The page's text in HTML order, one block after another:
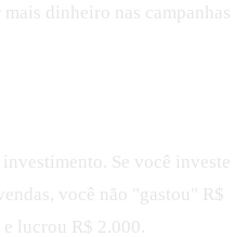
dinheiro nas campanhas
Se você investe
você não "gastou" R$
lucrou R$ 2.000.